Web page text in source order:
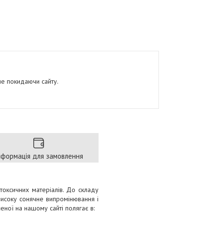
покидаючи сайту.
для замовлення
матеріалів. До складу
сонячне випромінювання і
на нашому сайті полягає в: